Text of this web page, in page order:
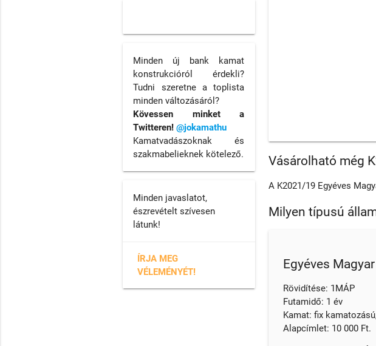
Vásárolható még
A K2021/19 Egyéves
Milyen típusú
Egyéves
Rövidítése: 1MÁP
Futamidő: 1 év
Kamat: fix
Alapcímlet: 10 000 Ft.
Minden új bank kamat
konstrukcióról érdekli?
Tudni szeretne a toplista
minden változásáról?
Kövessen minket a
Twitteren!@jokamathu
Kamatvadászoknak és
szakmabelieknek kötelező.
Minden javaslatot,
észrevételt szívesen
látunk!
ÍRJA MEG
VÉLEMÉNYÉT!